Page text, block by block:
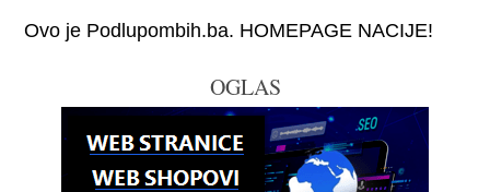
Ovo je Podlupombih.ba. HOMEPAGE NACIJE!
OGLAS